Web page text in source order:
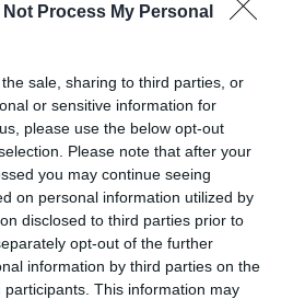
Not Process My Personal
sale, sharing to third parties, or
or sensitive information for
please use the below opt-out
Please note that after your
you may continue seeing
on personal information utilized by
disclosed to third parties prior to
opt-out of the further
information by third parties on the
participants. This information may